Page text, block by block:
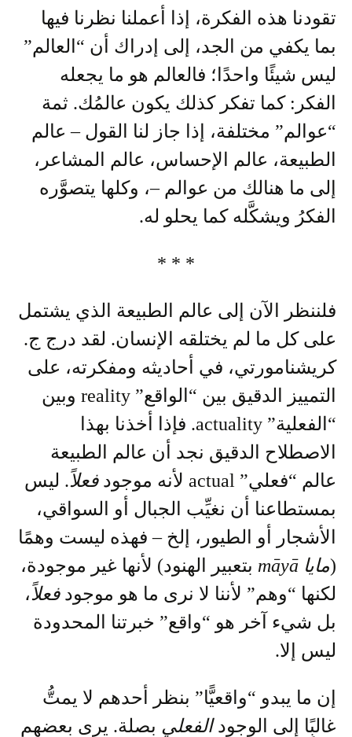
تقودنا هذه الفكرة، إذا أعملنا نظرنا فيها
بما يكفي من الجد، إلى إدراك أن “العالم”
ليس شيئًا واحدًا؛ فالعالم هو ما يجعله
الفكر: كما تفكر كذلك يكون عالمُك. ثمة
“عوالم” مختلفة، إذا جاز لنا القول – عالم
الطبيعة، عالم الإحساس، عالم المشاعر،
إلى ما هنالك من عوالم –، وكلها يتصوَّره
الفكرُ ويشكَّله كما يحلو له.
* * *
فلننظر الآن إلى عالم الطبيعة الذي يشتمل
على كل ما لم يختلقه الإنسان. لقد درج ج.
كريشنامورتي، في أحاديثه ومفكرته، على
التمييز الدقيق بين “الواقع” reality وبين
“الفعلية” actuality. فإذا أخذنا بهذا
الاصطلاح الدقيق نجد أن عالم الطبيعة
عالم “فعلي” actual لأنه موجود
فعلاً. ليس
بمستطاعنا أن نغيِّب الجبال أو السواقي،
الأشجار أو الطيور، إلخ – فهذه ليست وهمًا
(مايا māyā بتعبير الهنود) لأنها غير موجودة،
لكنها “وهم” لأننا لا نرى ما هو موجودفعلاً،
بل شيء آخر هو “واقع” خبرتنا المحدودة
ليس إلا.
إن ما يبدو “واقعيًّا” بنظر أحدهم لا يمتُّ
غالبًا إلى الوجودالفعلي بصلة. يرى بعضهم